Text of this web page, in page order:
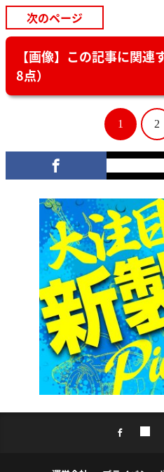
次のページ
【画像】この記事に関
8点）
1 2